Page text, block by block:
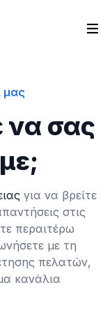
μας
να σας
για να βρείτε
στις
περαιτέρω
με τη
πελατών,
κανάλια